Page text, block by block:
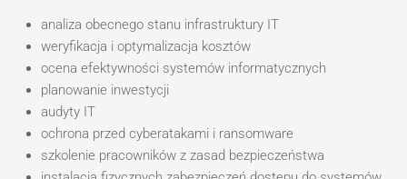
analiza obecnego stanu infrastruktury IT
weryfikacja i optymalizacja kosztów
ocena efektywności systemów informatycznych
planowanie inwestycji
audyty IT
ochrona przed cyberatakami i ransomware
szkolenie pracowników z zasad bezpieczeństwa